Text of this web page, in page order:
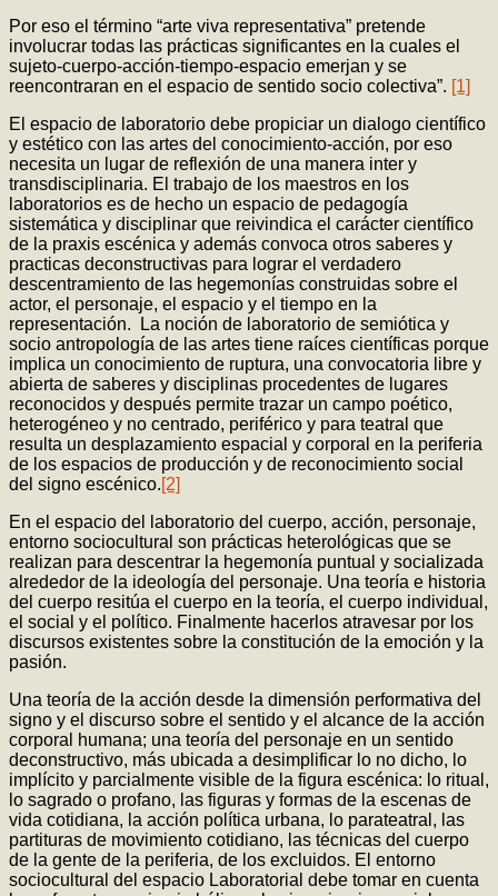
Por eso el término “arte viva representativa” pretende
involucrar todas las prácticas significantes en la cuales el
sujeto-cuerpo-acción-tiempo-espacio emerjan y se
reencontraran en el espacio de sentido socio colectiva”. [1]
El espacio de laboratorio debe propiciar un dialogo científico
y estético con las artes del conocimiento-acción, por eso
necesita un lugar de reflexión de una manera inter y
transdisciplinaria. El trabajo de los maestros en los
laboratorios es de hecho un espacio de pedagogía
sistemática y disciplinar que reivindica el carácter científico
de la praxis escénica y además convoca otros saberes y
practicas deconstructivas para lograr el verdadero
descentramiento de las hegemonías construidas sobre el
actor, el personaje, el espacio y el tiempo en la
representación. La noción de laboratorio de semiótica y
socio antropología de las artes tiene raíces científicas porque
implica un conocimiento de ruptura, una convocatoria libre y
abierta de saberes y disciplinas procedentes de lugares
reconocidos y después permite trazar un campo poético,
heterogéneo y no centrado, periférico y para teatral que
resulta un desplazamiento espacial y corporal en la periferia
de los espacios de producción y de reconocimiento social
del signo escénico.[2]
En el espacio del laboratorio del cuerpo, acción, personaje,
entorno sociocultural son prácticas heterológicas que se
realizan para descentrar la hegemonía puntual y socializada
alrededor de la ideología del personaje. Una teoría e historia
del cuerpo resitúa el cuerpo en la teoría, el cuerpo individual,
el social y el político. Finalmente hacerlos atravesar por los
discursos existentes sobre la constitución de la emoción y la
pasión.
Una teoría de la acción desde la dimensión performativa del
signo y el discurso sobre el sentido y el alcance de la acción
corporal humana; una teoría del personaje en un sentido
deconstructivo, más ubicada a desimplificar lo no dicho, lo
implícito y parcialmente visible de la figura escénica: lo ritual,
lo sagrado o profano, las figuras y formas de la escenas de
vida cotidiana, la acción política urbana, lo parateatral, las
partituras de movimiento cotidiano, las técnicas del cuerpo
de la gente de la periferia, de los excluidos. El entorno
sociocultural del espacio Laboratorial debe tomar en cuenta